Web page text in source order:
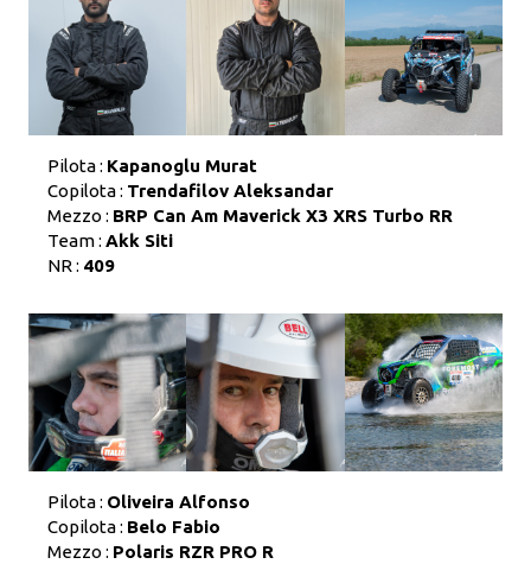
Pilota : Kapanoglu Murat
Copilota : Trendafilov Aleksandar
Mezzo : BRP Can Am Maverick X3 XRS Turbo RR
Team : Akk Siti
NR : 409
Pilota : Oliveira Alfonso
Copilota : Belo Fabio
Mezzo : Polaris RZR PRO R